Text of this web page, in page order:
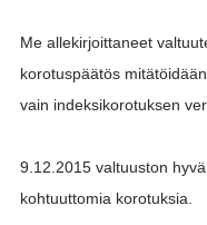
Me allekirjoittaneet
korotuspäätös
vain indeksikorotuksen
9.12.2015 valtuuston
kohtuuttomia korotuksia.